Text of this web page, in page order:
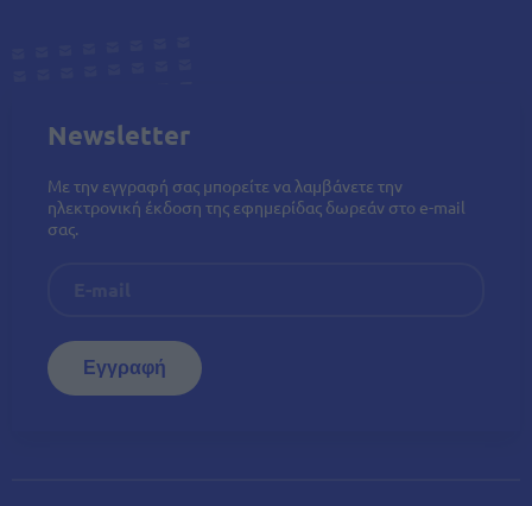
Newsletter
Με την εγγραφή σας μπορείτε να λαμβάνετε την
ηλεκτρονική έκδοση της εφημερίδας δωρεάν στο e-mail
σας.